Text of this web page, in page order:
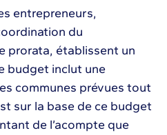
entrepreneurs,
du
prorata, établissent un
budget inclut une
communes prévues tout
sur la base de ce budget
de l’acompte que